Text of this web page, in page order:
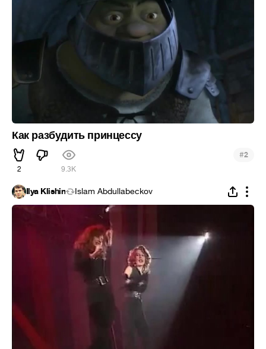
Как разбудить принцессу
2 9.3K
#2
Ilya Klishin Islam Abdullabeckov